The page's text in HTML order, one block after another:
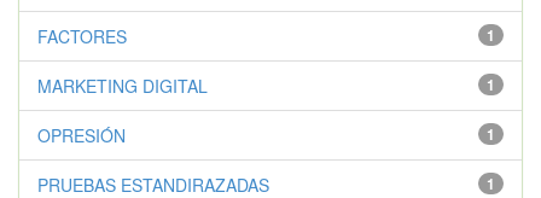
1
FACTORES
1
MARKETING DIGITAL
1
OPRESIÓN
1
PRUEBAS ESTANDIRAZADAS